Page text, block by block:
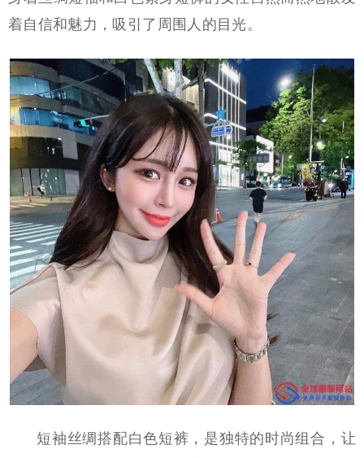
着自信和魅力，吸引了周围人的目光。
短袖丝绸搭配白色短裤，是独特的时尚组合，让